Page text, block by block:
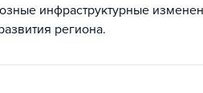
инфраструктурные
региона.